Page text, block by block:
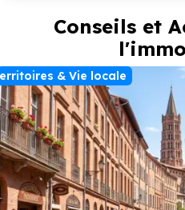
Conseils et
& Vie locale